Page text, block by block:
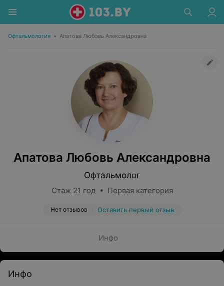
Офтальмология • Апатова Любовь Александровна
Апатова Любовь Александровна
Офтальмолог
Стаж 21 год • Первая категория
Нет отзывов Оставить первый отзыв
Инфо
Инфо